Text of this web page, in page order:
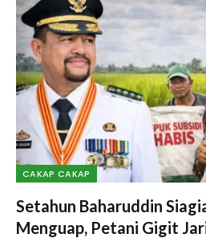
CAKAP CAKAP
Setahun Baharuddin
Menguap, Petani Gigit